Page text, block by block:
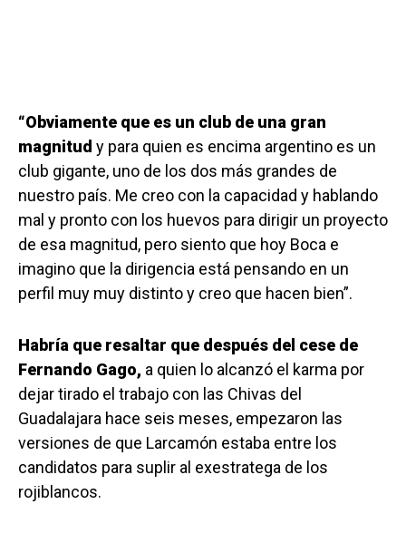
“Obviamente que es un club de una gran
magnitud y para quien es encima argentino es un
club gigante, uno de los dos más grandes de
nuestro país. Me creo con la capacidad y hablando
mal y pronto con los huevos para dirigir un proyecto
de esa magnitud, pero siento que hoy Boca e
imagino que la dirigencia está pensando en un
perfil muy muy distinto y creo que hacen bien”.
Habría que resaltar que después del cese de
Fernando Gago, a quien lo alcanzó el karma por
dejar tirado el trabajo con las Chivas del
Guadalajara hace seis meses, empezaron las
versiones de que Larcamón estaba entre los
candidatos para suplir al exestratega de los
rojiblancos.